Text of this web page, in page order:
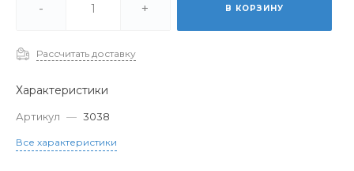
- + В КОРЗИНУ
Рассчитать доставку
Характеристики
Артикул — 3038
Все характеристики